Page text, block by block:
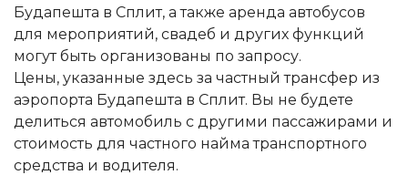
Будапешта в Сплит, а также аренда автобусов
для мероприятий, свадеб и других функций
могут быть организованы по запросу.
Цены, указанные здесь за частный трансфер из
аэропорта Будапешта в Сплит. Вы не будете
делиться автомобиль с другими пассажирами и
стоимость для частного найма транспортного
средства и водителя.